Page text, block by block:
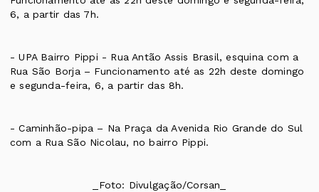
6, a partir das 7h.
- UPA Bairro Pippi - Rua Antão Assis Brasil, esquina com a
Rua São Borja – Funcionamento até as 22h deste domingo
e segunda-feira, 6, a partir das 8h.
- Caminhão-pipa – Na Praça da Avenida Rio Grande do Sul
com a Rua São Nicolau, no bairro Pippi.
_Foto: Divulgação/Corsan_